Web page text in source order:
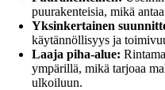
puurakenteisia, mikä
Yksinkertainen
käytännöllisyys ja
Laaja piha-alue:
ympärillä, mikä tarjoaa
ulkoiluun.